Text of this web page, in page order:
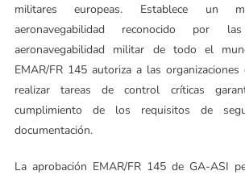
militares europeas. Establece un
aeronavegabilidad reconocido por
aeronavegabilidad militar de todo el
EMAR/FR 145 autoriza a las
realizar tareas de control críticas
cumplimiento de los requisitos de
documentación.
La aprobación EMAR/FR 145 de GA-ASI